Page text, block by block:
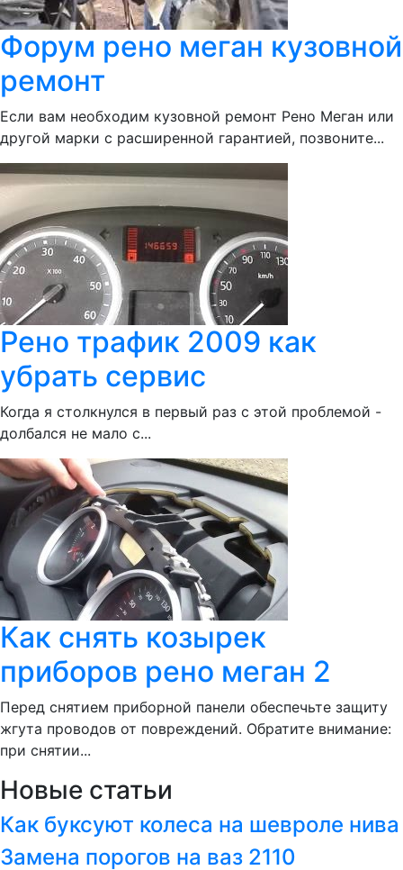
Форум рено меган кузовной
ремонт
Если вам необходим кузовной ремонт Рено Меган или
другой марки с расширенной гарантией, позвоните...
Рено трафик 2009 как
убрать сервис
Когда я столкнулся в первый раз с этой проблемой -
долбался не мало с...
Как снять козырек
приборов рено меган 2
Перед снятием приборной панели обеспечьте защиту
жгута проводов от повреждений. Обратите внимание:
при снятии...
Новые статьи
Как буксуют колеса на шевроле нива
Замена порогов на ваз 2110